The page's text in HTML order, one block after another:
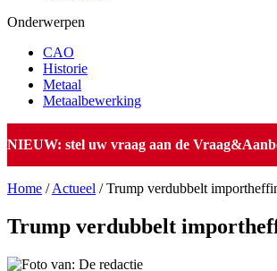
Onderwerpen
CAO
Historie
Metaal
Metaalbewerking
NIEUW: stel uw vraag aan de
Home /Actueel /Trump verdubbelt
Trump verdubbelt